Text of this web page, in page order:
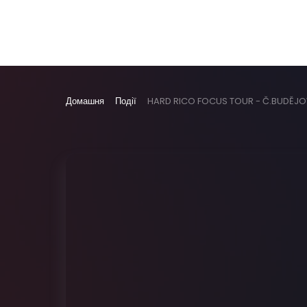
Домашня Події HARD RICO FOCUS TOUR -